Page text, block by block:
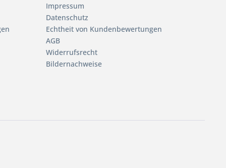
Impressum
Datenschutz
Echtheit von Kundenbewertungen
AGB
Widerrufsrecht
Bildernachweise